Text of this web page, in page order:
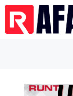
Saltar
contenido